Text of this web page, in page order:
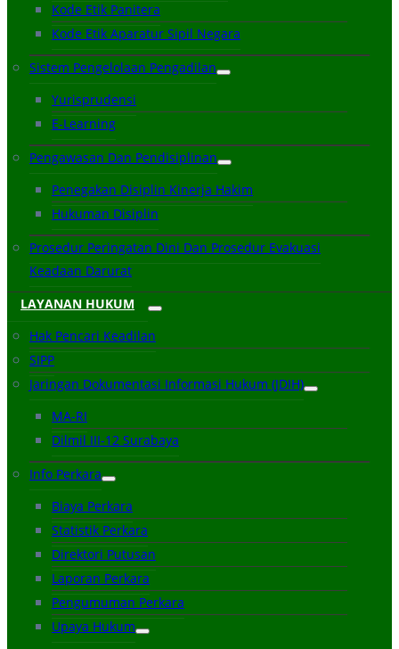
Kode Etik Panitera
Kode Etik Aparatur Sipil Negara
Sistem Pengelolaan Pengadilan
Yurisprudensi
E-Learning
Pengawasan Dan Pendisiplinan
Penegakan Disiplin Kinerja Hakim
Hukuman Disiplin
Prosedur Peringatan Dini Dan Prosedur Evakuasi
Keadaan Darurat
LAYANAN HUKUM
Hak Pencari Keadilan
SIPP
Jaringan Dokumentasi Informasi Hukum (JDIH)
MA-RI
Dilmil III-12 Surabaya
Info Perkara
Biaya Perkara
Statistik Perkara
Direktori Putusan
Laporan Perkara
Pengumuman Perkara
Upaya Hukum